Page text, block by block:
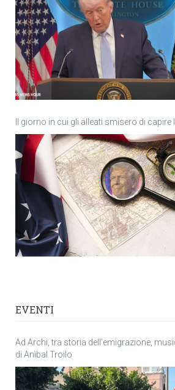
Il giorno in cui gli alleati smisero di capire
EVENTI
Ad Archi, tra storia dell’emigrazione,
di Anìbal Troilo